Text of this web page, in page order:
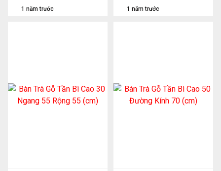
1 năm trước 1 năm trước